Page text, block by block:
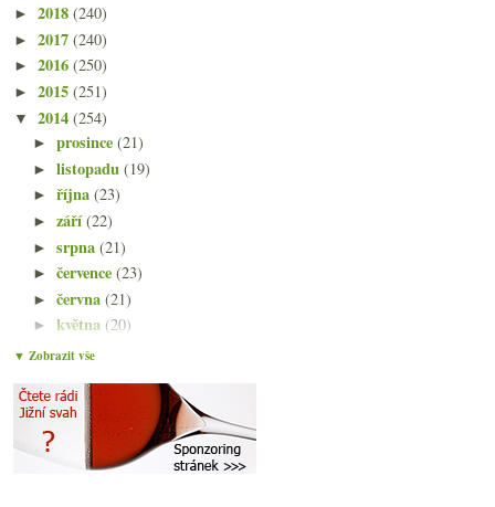
► 2018 (240)
► 2017 (240)
► 2016 (250)
► 2015 (251)
▼ 2014 (254)
►prosince(21)
►listopadu(19)
►října(23)
►září(22)
►srpna(21)
►července(23)
►června(21)
►května (20)
►dubna
Dvakrát Spěvák v restauraci Kiin
Pendolvíno
Anglické víno na vzestupu
Sylvány, pinoty, bezva muškát a medaile
▼ Zobrazit vše